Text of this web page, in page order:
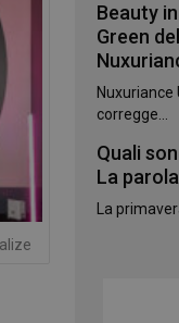
Beauty
Green
corregge...
Quali
La
La
basate sul linguaggio
generico utilizzato per
utente. Normalmente
casuale, il modo in cui
specifico per il sito, ma un
uno stato di accesso per un
a Google Universal
significativo del
utilizzato da
utilizzato per distinguere
numero generato in modo
del cliente. È incluso in ogni